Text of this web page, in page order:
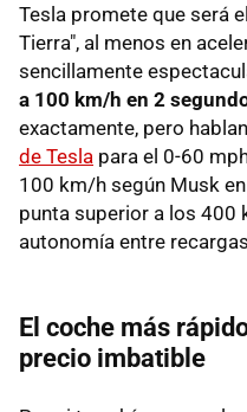
Tesla promete que será
Tierra", al menos en
sencillamente
a 100 km/h en 2
exactamente, pero
de Tesla para el 0-60
100 km/h según Musk en
punta superior a los 400
autonomía entre
El coche más
precio imbatible